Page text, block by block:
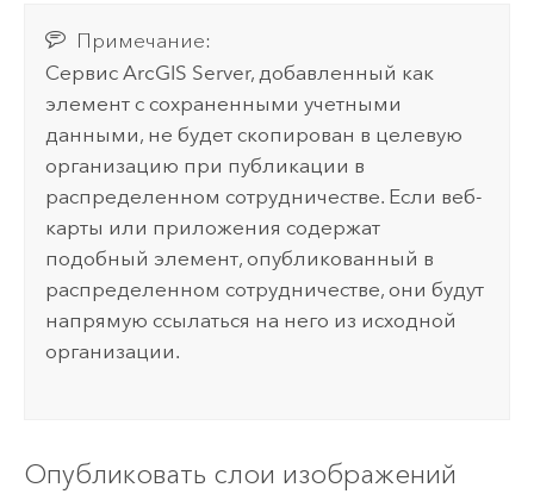
Примечание:
СервисArcGIS Server, добавленный как
элемент с сохраненными учетными
данными, не будет скопирован в целевую
организацию при публикации в
распределенном сотрудничестве. Если веб-
карты или приложения содержат
подобный элемент, опубликованный в
распределенном сотрудничестве, они будут
напрямую ссылаться на него из исходной
организации.
Опубликовать слои изображений